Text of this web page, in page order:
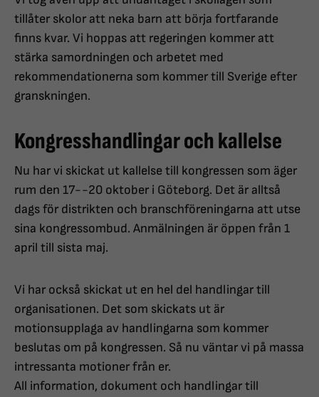
tillåter skolor att neka barn att börja fortfarande
finns kvar. Vi hoppas att regeringen kommer att
stärka samordningen och arbetet med
rekommendationerna som kommer till Sverige efter
granskningen.
Kongresshandlingar och kallelse
Nu har vi skickat ut kallelse till kongressen som äger
rum den 17--20 oktober i Göteborg. Det är alltså
dags för distrikten och branschföreningarna att utse
sina kongressombud. Anmälningen är öppen från 1
april till sista maj.
Vi har också skickat ut en hel del handlingar till
organisationen. Det som skickats ut är
motionsupplaga av handlingarna som kommer
beslutas om på kongressen. Så nu väntar vi på massa
intressanta motioner från er.
All information, dokument och handlingar till